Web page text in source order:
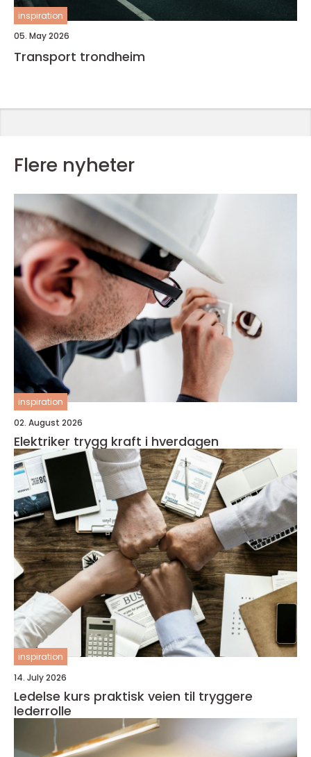
inspiration
05. May 2026
Transport trondheim
Flere nyheter
inspiration
02. August 2026
Elektriker trygg kraft i hverdagen
inspiration
14. July 2026
Ledelse kurs praktisk veien til tryggere
lederrolle